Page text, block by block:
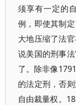
须享有一定的
例，即使其制
大地压缩了法
说美国的刑事
了。除非像
的法定刑，否
自由裁量权。